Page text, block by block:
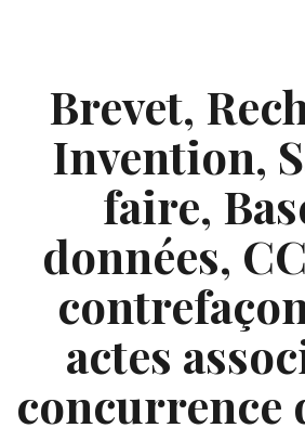
Brevet,
Invention,
faire,
données,
actes
concurrence